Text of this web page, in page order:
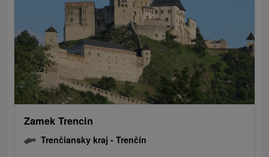
Zamek Trencin
Trenčiansky kraj -Trenčín